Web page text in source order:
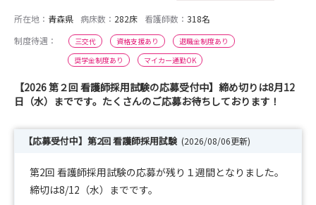
所在地： 青森県 病床数： 282床 看護師数： 318名
制度待遇：
三交代 資格支援あり
退職金制度あり
奨学金制度あり
マイカー通勤OK
【2026 第２回 看護師採用試験の応募受付中】締め切りは8月12
日（水）までです。たくさんのご応募お待ちしております！
【応募受付中】第2回 看護師採用試験 (2026/08/06更新)
第2回 看護師採用試験の応募が残り１週間となりました。
締切は8/12（水）までです。